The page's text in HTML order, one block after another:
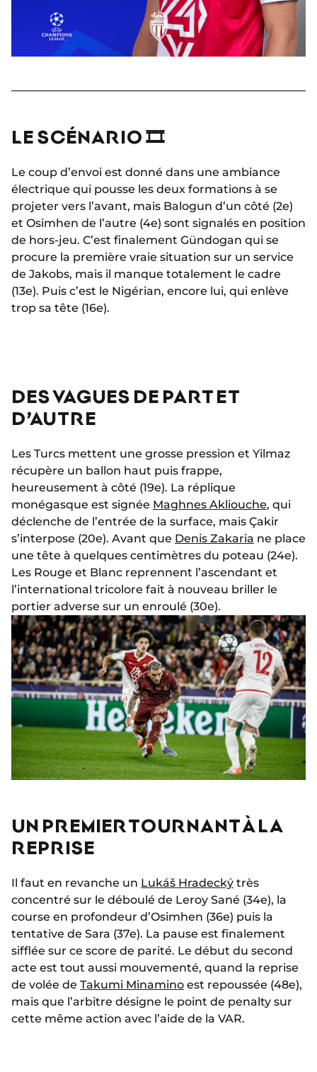
LE SCÉNARIO 🎞
Le coup d’envoi est donné dans une ambiance
électrique qui pousse les deux formations à se
projeter vers l’avant, mais Balogun d’un côté (2e)
et Osimhen de l’autre (4e) sont signalés en position
de hors-jeu. C’est finalement Gündogan qui se
procure la première vraie situation sur un service
de Jakobs, mais il manque totalement le cadre
(13e). Puis c’est le Nigérian, encore lui, qui enlève
trop sa tête (16e).
DES VAGUES DE PART ET
D’AUTRE
Les Turcs mettent une grosse pression et Yilmaz
récupère un ballon haut puis frappe,
heureusement à côté (19e). La réplique
monégasque est signée Maghnes Akliouche, qui
déclenche de l’entrée de la surface, mais Çakir
s’interpose (20e). Avant que Denis Zakaria ne place
une tête à quelques centimètres du poteau (24e).
Les Rouge et Blanc reprennent l’ascendant et
l’international tricolore fait à nouveau briller le
portier adverse sur un enroulé (30e).
UN PREMIER TOURNANT À LA
REPRISE
Il faut en revanche un Lukáš Hradecký très
concentré sur le déboulé de Leroy Sané (34e), la
course en profondeur d’Osimhen (36e) puis la
tentative de Sara (37e). La pause est finalement
sifflée sur ce score de parité. Le début du second
acte est tout aussi mouvementé, quand la reprise
de volée de Takumi Minamino est repoussée (48e),
mais que l’arbitre désigne le point de penalty sur
cette même action avec l’aide de la VAR.